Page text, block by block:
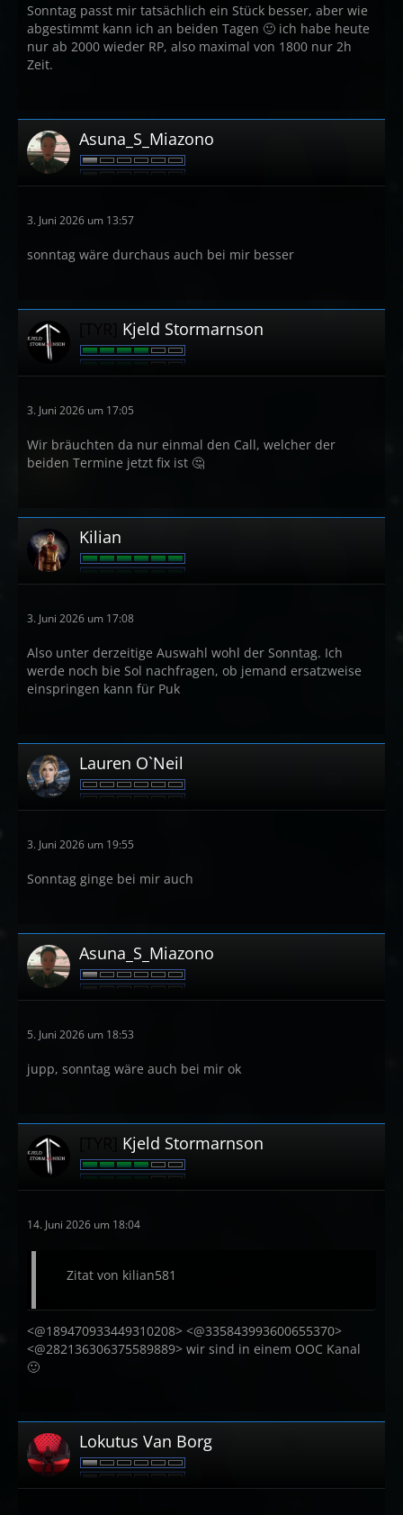
Sonntag passt mir tatsächlich ein Stück besser, aber wie
abgestimmt kann ich an beiden Tagen 🙂 ich habe heute
nur ab 2000 wieder RP, also maximal von 1800 nur 2h
Zeit.
Asuna_S_Miazono
3. Juni 2026 um 13:57
sonntag wäre durchaus auch bei mir besser
Kjeld Stormarnson
3. Juni 2026 um 17:05
Wir bräuchten da nur einmal den Call, welcher der
beiden Termine jetzt fix ist 🤔
Kilian
3. Juni 2026 um 17:08
Also unter derzeitige Auswahl wohl der Sonntag. Ich
werde noch bie Sol nachfragen, ob jemand ersatzweise
einspringen kann für Puk
Lauren O`Neil
3. Juni 2026 um 19:55
Sonntag ginge bei mir auch
Asuna_S_Miazono
5. Juni 2026 um 18:53
jupp, sonntag wäre auch bei mir ok
Kjeld Stormarnson
14. Juni 2026 um 18:04
Zitat von kilian581
<@189470933449310208> <@335843993600655370>
<@282136306375589889> wir sind in einem OOC Kanal
🙂
Lokutus Van Borg